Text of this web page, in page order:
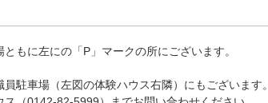
もに左にの「P」マークの所にございます。
駐車場（左図の体験ハウス右隣）にもございます。